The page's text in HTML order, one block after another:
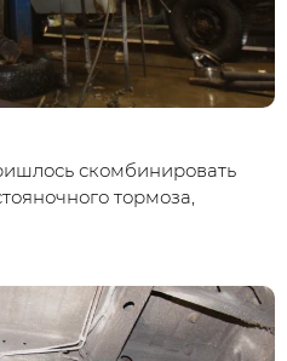
скомбинировать
тормоза,